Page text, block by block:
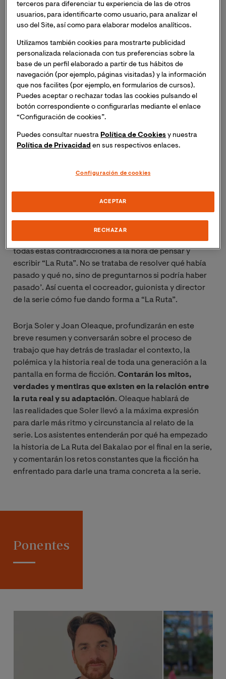
lugar masterclass online "La Ruta del Bakalao. Mitos,
Verdades y Mentiras".Inscripción necesaria. Recibirás
el mismo día del evento un enlace para acceder a la
sesión online.
'En general, en la ficción española de estos últimos
años se ha entendido que tenemos que contarnos a
nosotros mismos. Mirar a nuestro pasado y contar
historias más localizadas, más propias de un territorio
en concreto. Nací en Valencia en 1983, así que, aunque
no viví la “fiesta” de esos años, crecí rodeado de
aquellas historias increíbles. Casi 40 años más tarde,
decisiones. Pero más que una línea recta, este proceso
nos llevó por un enjambre de anécdotas y cierta
que muchas veces no coincidía con el del resto de
compañeros. Lejos de asustarnos, decidimos abrazar
todas estas contradicciones a la hora de pensar y
escribir “La Ruta”. No se trataba de resolver qué había
pasado y qué no, sino de preguntarnos si podría haber
pasado’. Así cuenta el cocreador, guionista y director
de la serie cómo fue dando forma a “La Ruta”.
Borja Soler y Joan Oleaque, profundizarán en este
breve resumen y conversarán sobre el proceso de
trabajo que hay detrás de trasladar el contexto, la
polémica y la historia real de toda una generación a la
pantalla en forma de ficción. Contarán los mitos,
verdades y mentiras que existen en la relación entre
la ruta real y su adaptación. Oleaque hablará de
las realidades que Soler llevó a la máxima expresión
para darle más ritmo y circunstancia al relato de la
serie. Los asistentes entenderán por qué ha empezado
la historia de La Ruta del Bakalao por el final en la serie,
y comentarán los retos constantes que la ficción ha
enfrentado para darle una trama concreta a la serie.
Ponentes
terceros para diferenciar tu experiencia de las de otros
usuarios, para identificarte como usuario, para analizar el
uso del Site, así como para elaborar modelos analíticos.
Utilizamos también cookies para mostrarte publicidad
personalizada relacionada con tus preferencias sobre la
base de un perfil elaborado a partir de tus hábitos de
navegación (por ejemplo, páginas visitadas) y la información
que nos facilites (por ejemplo, en formularios de cursos).
Puedes aceptar o rechazar todas las cookies pulsando el
botón correspondiente o configurarlas mediante el enlace
“Configuración de cookies”.
Puedes consultar nuestra Política de Cookies y nuestra
Política de Privacidad en sus respectivos enlaces.
Configuración de cookies
RECHAZAR
ACEPTAR